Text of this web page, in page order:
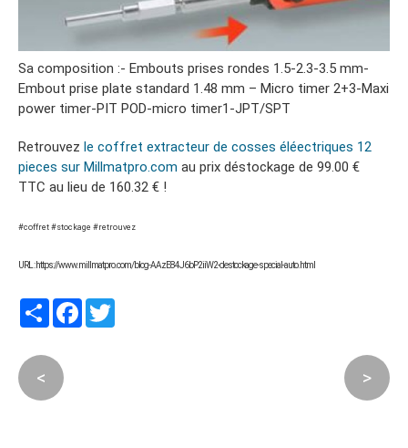
Sa composition :- Embouts prises rondes 1.5-2.3-3.5 mm-
Embout prise plate standard 1.48 mm – Micro timer 2+3-Maxi
power timer-PIT POD-micro timer1-JPT/SPT
Retrouvez le coffret extracteur de cosses éléectriques 12
pieces sur Millmatpro.com au prix déstockage de 99.00 €
TTC au lieu de 160.32 € !
#coffret #stockage #retrouvez
URL : https://www.millmatpro.com/blog-AAzE84J6bP2iiW2-destockage-special-auto.html
PartagerFacebook
< >